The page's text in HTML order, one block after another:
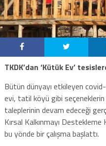
TKDK’dan ‘Kütük Ev’
Bütün dünyayı etkileyen
evi, tatil köyü gibi seçeneklerin
taleplerinin devam edeceği
Kırsal Kalkınmayı
bu yönde bir çalışma başlattı.